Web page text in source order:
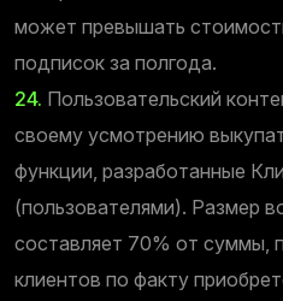
может превышать
подписок за полгода.
24. Пользовательский
своему усмотрению
функции, разработанные
(пользователями). Размер
составляет 70% от суммы,
клиентов по факту